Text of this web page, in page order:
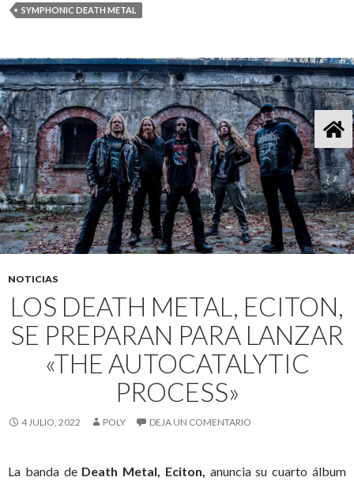
SYMPHONIC DEATH METAL
NOTICIAS
LOS DEATH METAL, ECITON,
SE PREPARAN PARA LANZAR
«THE AUTOCATALYTIC
PROCESS»
4 JULIO, 2022 POLY DEJA UN COMENTARIO
La banda de Death Metal, Eciton, anuncia su cuarto álbum